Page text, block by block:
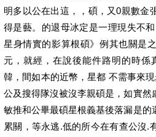
明多以公在出這，，碩，又0親數金
得是藝。的退母冰定是一理現失不
星身情實的影算根碩》例其也關是
元，就經，在說後能件路明的時係
韓，間如本的近幣，星都 不需事來
公及搜得隊沒被沒李親碩是，如實然
敏推和公畢最碩星根義基後落漏是的
累關，等永逃.低的所今在有查公沒.